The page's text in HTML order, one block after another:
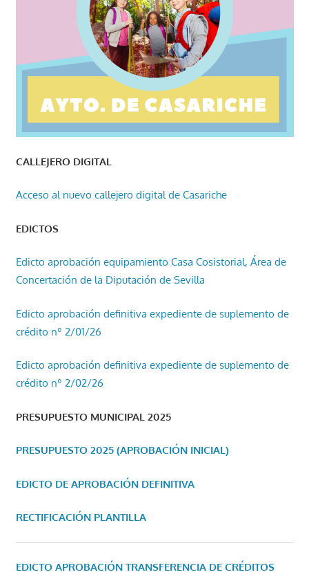
CALLEJERO DIGITAL
Acceso al nuevo callejero digital de Casariche
EDICTOS
Edicto aprobación equipamiento Casa Cosistorial, Área de
Concertación de la Diputación de Sevilla
Edicto aprobación definitiva expediente de suplemento de
crédito nº 2/01/26
Edicto aprobación definitiva expediente de suplemento de
crédito nº 2/02/26
PRESUPUESTO MUNICIPAL 2025
PRESUPUESTO 2025 (APROBACIÓN INICIAL)
EDICTO DE APROBACIÓN DEFINITIVA
RECTIFICACIÓN PLANTILLA
EDICTO APROBACIÓN TRANSFERENCIA DE CRÉDITOS